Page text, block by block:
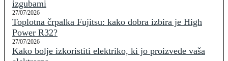
izgubami
27/07/2026
Toplotna črpalka Fujitsu: kako dobra izbira je High
Power R32?
27/07/2026
Kako bolje izkoristiti elektriko, ki jo proizvede vaša